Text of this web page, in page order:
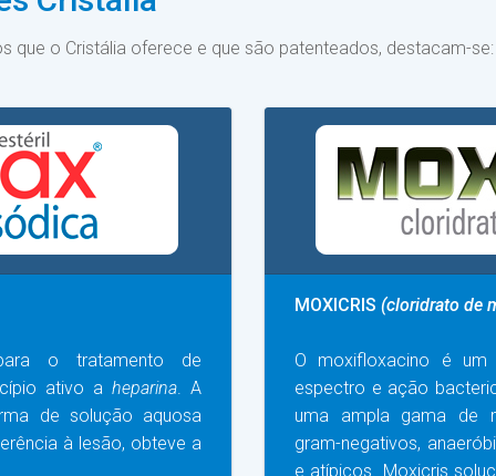
que o Cristália oferece e que são patenteados, destacam-se:
o tratamento de
ativo a heparina. A
de solução aquosa
à lesão, obteve a
MOXICRIS (cloridrato de
O moxifloxacino é um
espectro e ação
uma ampla gama de
gram-negativos,
e atípicos. Moxicris